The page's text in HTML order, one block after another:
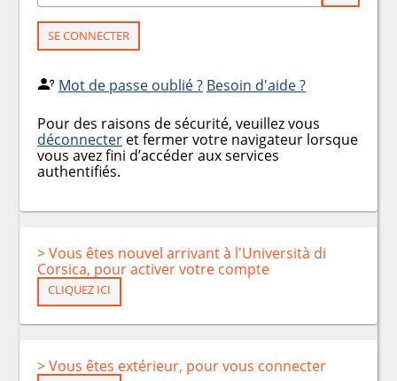
SE CONNECTER
Mot de passe oublié ? Besoin d'aide ?
Pour des raisons de sécurité, veuillez vous
déconnecter et fermer votre navigateur lorsque
vous avez fini d’accéder aux services
authentifiés.
> Vous êtes nouvel arrivant à l'Università di
Corsica, pour activer votre compte
CLIQUEZ ICI
> Vous êtes extérieur, pour vous connecter